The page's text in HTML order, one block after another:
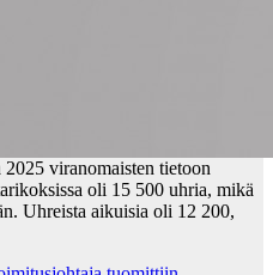
viranomaisten tietoon
oli 15 500 uhria, mikä
Uhreista aikuisia oli 12 200,